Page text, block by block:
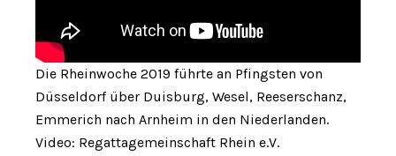
Die Rheinwoche 2019 führte an Pfingsten von
Düsseldorf über Duisburg, Wesel, Reeserschanz,
Emmerich nach Arnheim in den Niederlanden.
Video: Regattagemeinschaft Rhein e.V.